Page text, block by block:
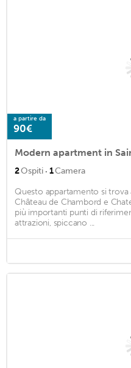
a partire da
90€
2Ospiti · 1Camera
Questo appartamento si
Château de Chambord e
più importanti punti di
attrazioni, spiccano ...